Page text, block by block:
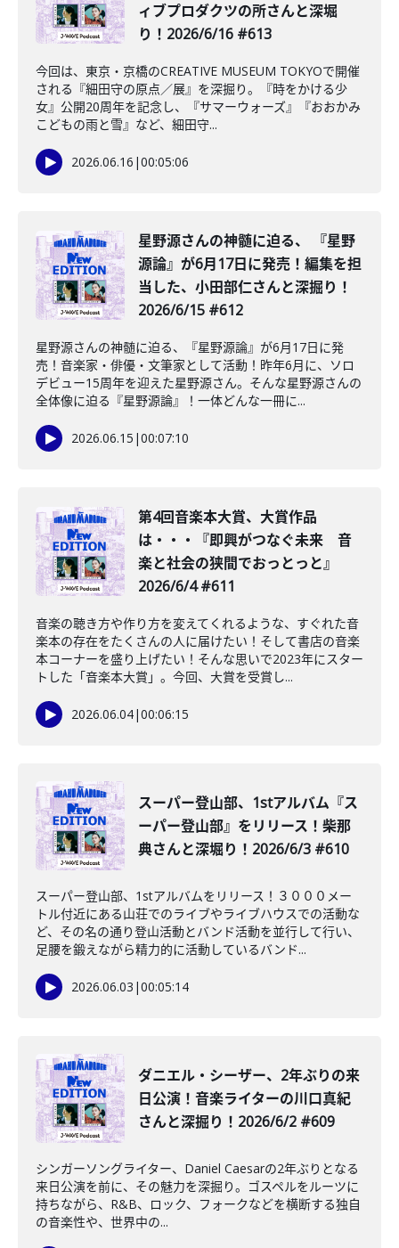
ィブプロダクツの所さんと深堀
り！2026/6/16 #613
今回は、東京・京橋のCREATIVE MUSEUM TOKYOで開催
される『細田守の原点／展』を深掘り。『時をかける少
女』公開20周年を記念し、『サマーウォーズ』『おおかみ
こどもの雨と雪』など、細田守...
2026.06.16 |00:05:06
星野源さんの神髄に迫る、 『星野
源論』が6月17日に発売！編集を担
当した、小田部仁さんと深掘り！
2026/6/15 #612
星野源さんの神髄に迫る、『星野源論』が6月17日に発
売！音楽家・俳優・文筆家として活動！昨年6月に、ソロ
デビュー15周年を迎えた星野源さん。そんな星野源さんの
全体像に迫る『星野源論』！一体どんな一冊に...
2026.06.15 |00:07:10
第4回音楽本大賞、大賞作品
は・・・『即興がつなぐ未来 音
楽と社会の狭間でおっとっと』
2026/6/4 #611
音楽の聴き方や作り方を変えてくれるような、すぐれた音
楽本の存在をたくさんの人に届けたい！そして書店の音楽
本コーナーを盛り上げたい！そんな思いで2023年にスター
トした「音楽本大賞」。今回、大賞を受賞し...
2026.06.04|00:06:15
スーパー登山部、1stアルバム『ス
ーパー登山部』をリリース！柴那
典さんと深堀り！2026/6/3 #610
スーパー登山部、1stアルバムをリリース！３０００メー
トル付近にある山荘でのライブやライブハウスでの活動な
ど、その名の通り登山活動とバンド活動を並行して行い、
足腰を鍛えながら精力的に活動しているバンド...
2026.06.03 |00:05:14
ダニエル・シーザー、2年ぶりの来
日公演！音楽ライターの川口真紀
さんと深掘り！2026/6/2 #609
シンガーソングライター、Daniel Caesarの2年ぶりとなる
来日公演を前に、その魅力を深掘り。ゴスペルをルーツに
持ちながら、R&B、ロック、フォークなどを横断する独自
の音楽性や、世界中の...